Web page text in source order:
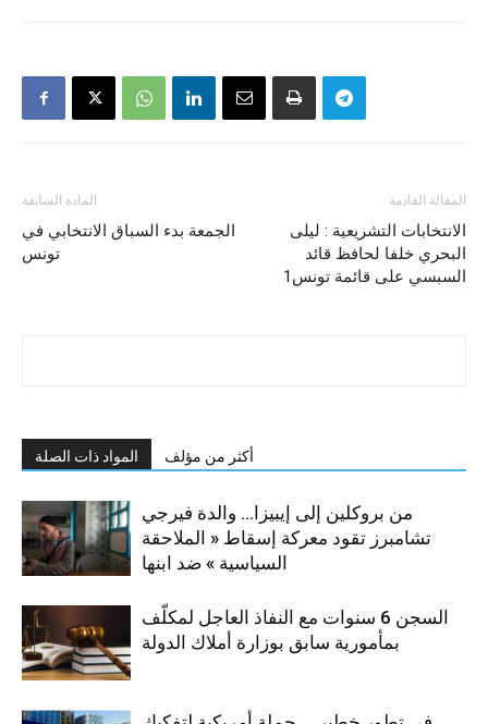
المادة السابقة
الجمعة بدء السباق الانتخابي في
تونس
المقالة القادمة
الانتخابات التشريعية : ليلى
البحري خلفا لحافظ قائد
السبسي على قائمة تونس1
المواد ذات الصلة أكثر من مؤلف
من بروكلين إلى إيبيزا… والدة فيرجي
تشامبرز تقود معركة إسقاط « الملاحقة
السياسية » ضد ابنها
السجن 6 سنوات مع النفاذ العاجل لمكلّف
بمأمورية سابق بوزارة أملاك الدولة